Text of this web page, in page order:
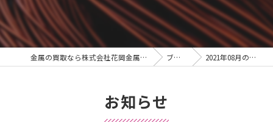
金属の買取なら株式会社花岡金属商会 ブログ 2021年08月の記事
お知らせ